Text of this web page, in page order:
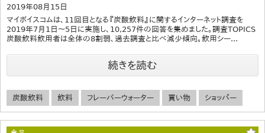
2019年08月15日
マイボイスコムは、11回目となる『炭酸飲料』に関するインターネット調査を
2019年7月1日～5日に実施し、10,257件の回答を集めました。調査TOPICS
炭酸飲料飲用者は全体の8割弱、過去調査と比べ減少傾向。飲用シー...
続きを読む
炭酸飲料 飲料 フレーバーウォーター 買い物 ショッパー